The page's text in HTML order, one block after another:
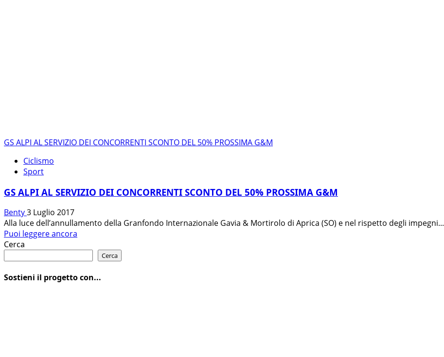
GS ALPI AL SERVIZIO DEI CONCORRENTI SCONTO DEL 50% PROSSIMA G&M
Ciclismo
Sport
GS ALPI AL SERVIZIO DEI CONCORRENTI SCONTO DEL 50% PROSSIMA G&M
Benty3 Luglio 2017
Alla luce dell’annullamento della Granfondo Internazionale Gavia & Mortirolo di Aprica (SO) e nel rispetto degli impegni...
Puoi leggere ancora
GS
Cerca
Cerca
Sostieni il progetto con...